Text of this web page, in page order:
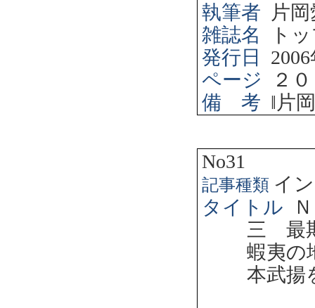
執筆者
片
雑誌名
ト
発行日
2006
ページ
２
備 考 ‖ 片
No31
記事種類 イ
タイトル
三 最
蝦夷の
本武揚